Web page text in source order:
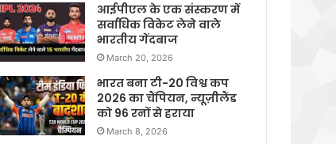
आईपीएल के एक संस्करण में
सर्वाधिक विकेट लेने वाले
भारतीय गेंदबाज
March 20, 2026
भारत बना टी-20 विश्व कप
2026 का चैंपियन, न्यूज़ीलैंड
को 96 रनों से हराया
March 8, 2026